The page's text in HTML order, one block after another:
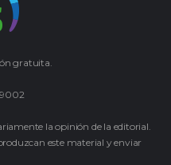
gratuita.
la opinión de la editorial.
este material y enviar